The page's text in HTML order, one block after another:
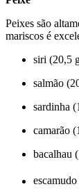
Peixes são
mariscos é
siri (20,5
salmão
sardinha
camarão
bacalhau